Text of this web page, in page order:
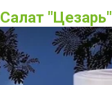
Салат "Цезарь"